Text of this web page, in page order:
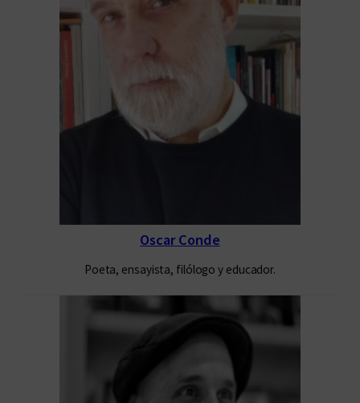
Oscar Conde
Poeta, ensayista, filólogo y educador.